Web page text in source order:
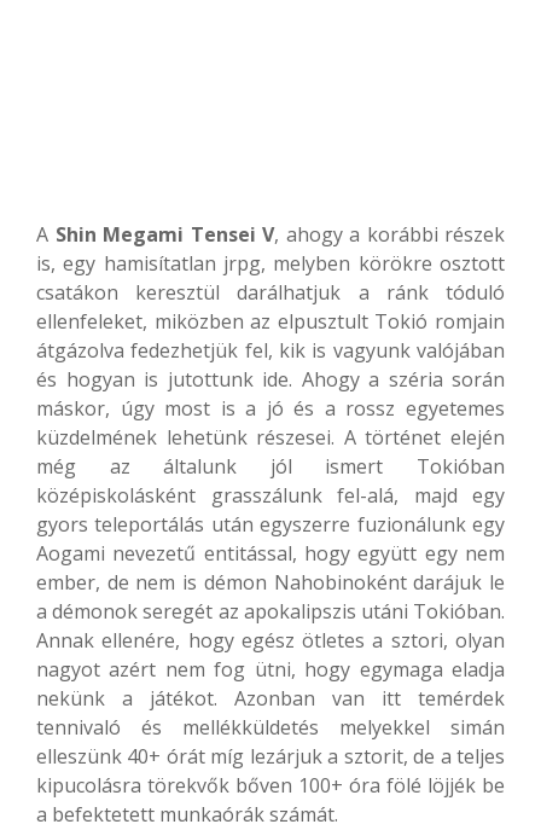
A Shin Megami Tensei V, ahogy a korábbi részek
is, egy hamisítatlan jrpg, melyben körökre osztott
csatákon keresztül darálhatjuk a ránk tóduló
ellenfeleket, miközben az elpusztult Tokió romjain
átgázolva fedezhetjük fel, kik is vagyunk valójában
és hogyan is jutottunk ide. Ahogy a széria során
máskor, úgy most is a jó és a rossz egyetemes
küzdelmének lehetünk részesei. A történet elején
még az általunk jól ismert Tokióban
középiskolásként grasszálunk fel-alá, majd egy
gyors teleportálás után egyszerre fuzionálunk egy
Aogami nevezetű entitással, hogy együtt egy nem
ember, de nem is démon Nahobinoként darájuk le
a démonok seregét az apokalipszis utáni Tokióban.
Annak ellenére, hogy egész ötletes a sztori, olyan
nagyot azért nem fog ütni, hogy egymaga eladja
nekünk a játékot. Azonban van itt temérdek
tennivaló és mellékküldetés melyekkel simán
elleszünk 40+ órát míg lezárjuk a sztorit, de a teljes
kipucolásra törekvők bőven 100+ óra fölé löjjék be
a befektetett munkaórák számát.